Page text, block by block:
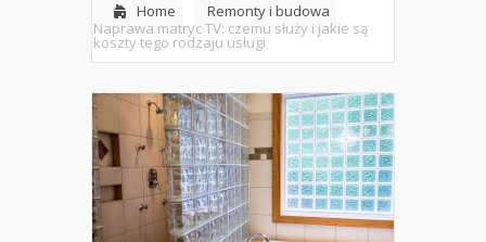
Home
Remonty i budowa
Naprawa matryc TV: czemu służy i jakie są
koszty tego rodzaju usługi